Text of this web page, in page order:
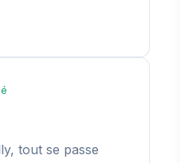
tout se passe